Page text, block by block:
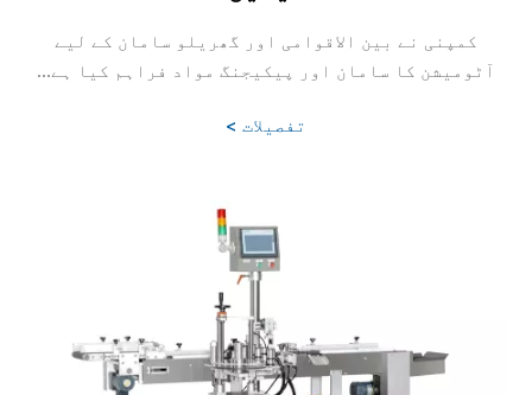
کمپنی نے بین الاقوامی اور گھریلو سامان کے لیے
آٹومیشن کا سامان اور پیکیجنگ مواد فراہم کیا ہے...
تفصیلات >